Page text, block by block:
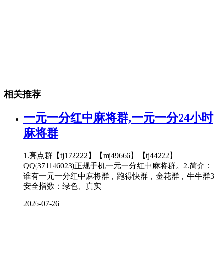
相关推荐
一元一分红中麻将群,一元一分24小时
麻将群
1.亮点群【tj172222】【mj49666】【tj44222】
QQ(371146023)正规手机一元一分红中麻将群。2.简介：
谁有一元一分红中麻将群，跑得快群，金花群，牛牛群3
安全指数：绿色、真实
2026-07-26